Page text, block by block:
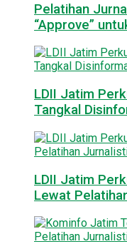
Pelatihan
“Approve”
LDII Jatim
Tangkal
LDII Jatim
Lewat